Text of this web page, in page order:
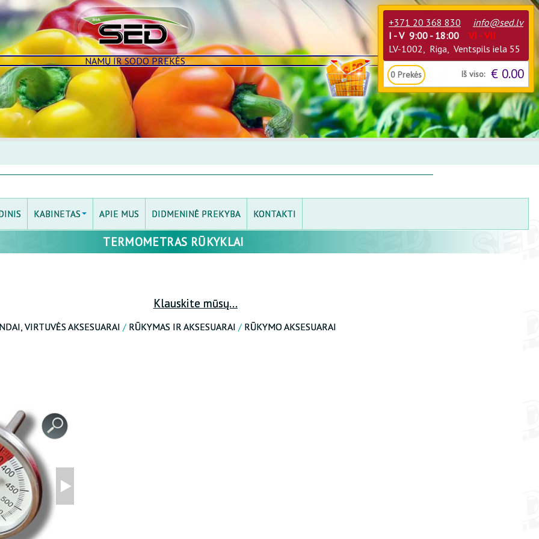
+371 20 368 830
info@sed.lv
I - V 9:00 - 18:00
VI - VII
LV-1002, Riga, Ventspils iela 55
0 Prekės Iš viso: € 0.00
NAMŲ IR SODO PREKĖS
TERMOMETRAS RŪKYKLAI
KABINETAS
PRISIJUNGTI
APIE MUS DIDMENINĖ PREKYBA KONTAKTI
Klauskite mūsų...
VIRTUVĖS AKSESUARAI / RŪKYMAS IR AKSESUARAI / RŪKYMO AKSESUARAI